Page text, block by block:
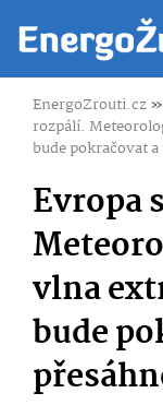
EnergoZrouti.cz»
rozpálí.
bude pokračovat
Evropa
vlna
bude